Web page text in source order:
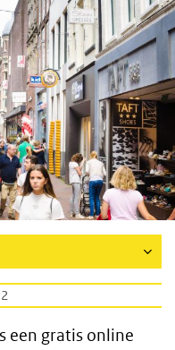
een gratis online